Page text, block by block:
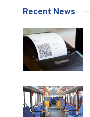
Recent News